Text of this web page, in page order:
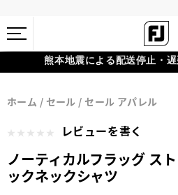
熊本地震による配送停止・
#1 SHOE IN GOLF #1
11,000円
ホーム セール セール アパレル
レビューを書く
ノーティカルフラッグ ス
ックネックシャツ